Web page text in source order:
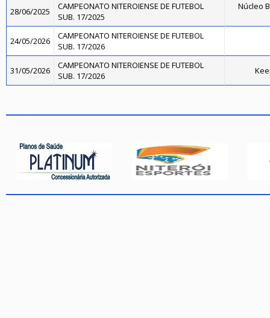
28/06/2025
CAMPEONATO NITEROIENSE DE FUTEBOL
SUB. 17/2025
Núcleo
24/05/2026
CAMPEONATO NITEROIENSE DE FUTEBOL
SUB. 17/2026
31/05/2026
CAMPEONATO NITEROIENSE DE FUTEBOL
SUB. 17/2026